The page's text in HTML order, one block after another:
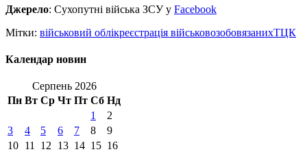
Джерело: Сухопутні війська ЗСУ у Facebook
Мітки: військовий облікреєстрація військовозобовязанихТЦК
Календар новин
Серпень 2026
Пн Вт Ср Чт Пт Сб Нд
1
2
3
4 5 6 7 8
9
10 11 12 13 14 15 16